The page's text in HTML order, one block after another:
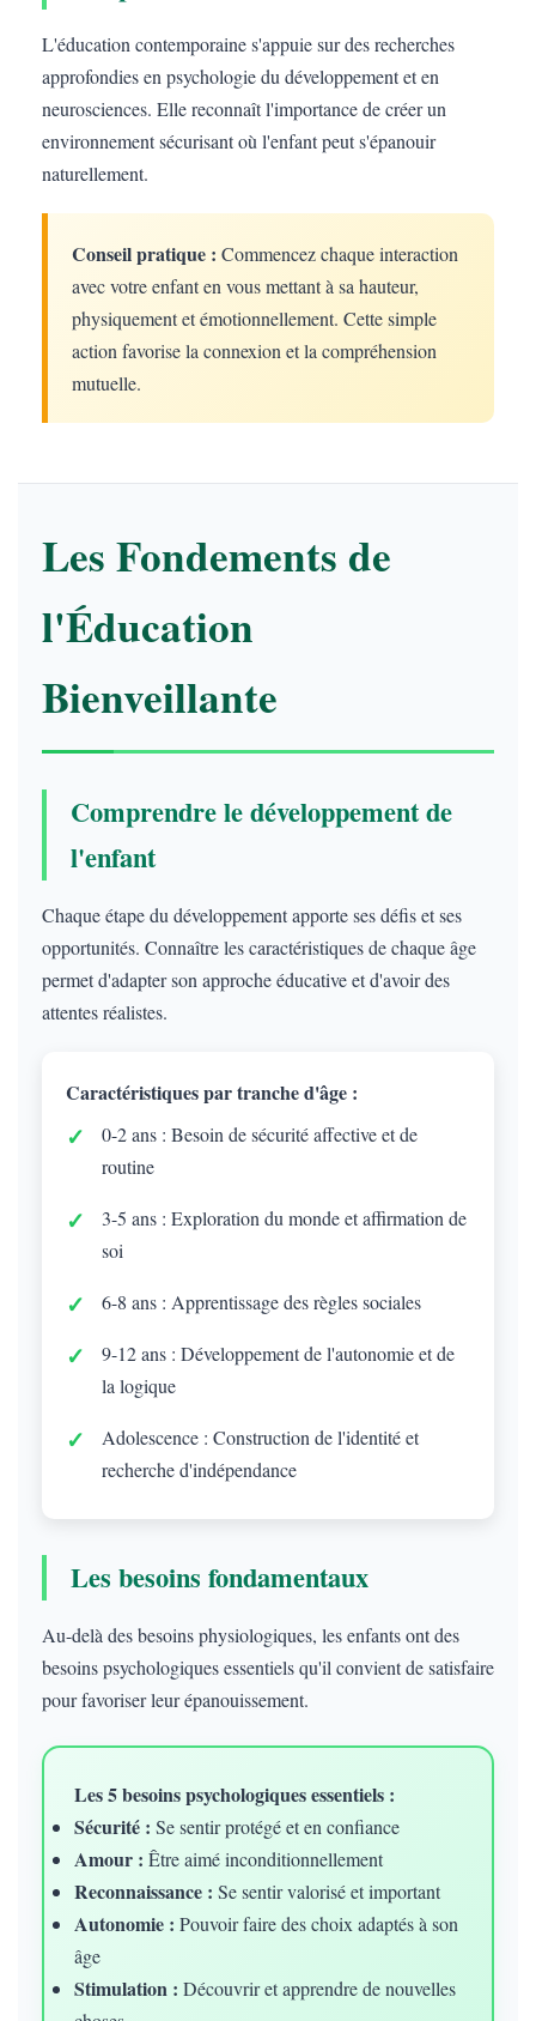
L'éducation contemporaine s'appuie sur des recherches
approfondies en psychologie du développement et en
neurosciences. Elle reconnaît l'importance de créer un
environnement sécurisant où l'enfant peut s'épanouir
naturellement.
Conseil pratique : Commencez chaque interaction
avec votre enfant en vous mettant à sa hauteur,
physiquement et émotionnellement. Cette simple
action favorise la connexion et la compréhension
mutuelle.
Les Fondements de
l'Éducation
Bienveillante
Comprendre le développement de
l'enfant
Chaque étape du développement apporte ses défis et ses
opportunités. Connaître les caractéristiques de chaque âge
permet d'adapter son approche éducative et d'avoir des
attentes réalistes.
Caractéristiques par tranche d'âge :
0-2 ans : Besoin de sécurité affective et de
routine
3-5 ans : Exploration du monde et affirmation de
soi
6-8 ans : Apprentissage des règles sociales
9-12 ans : Développement de l'autonomie et de
la logique
Adolescence : Construction de l'identité et
recherche d'indépendance
Les besoins fondamentaux
Au-delà des besoins physiologiques, les enfants ont des
besoins psychologiques essentiels qu'il convient de satisfaire
pour favoriser leur épanouissement.
Les 5 besoins psychologiques essentiels :
Sécurité : Se sentir protégé et en confiance
Amour : Être aimé inconditionnellement
Reconnaissance : Se sentir valorisé et important
Autonomie : Pouvoir faire des choix adaptés à son
âge
Stimulation : Découvrir et apprendre de nouvelles